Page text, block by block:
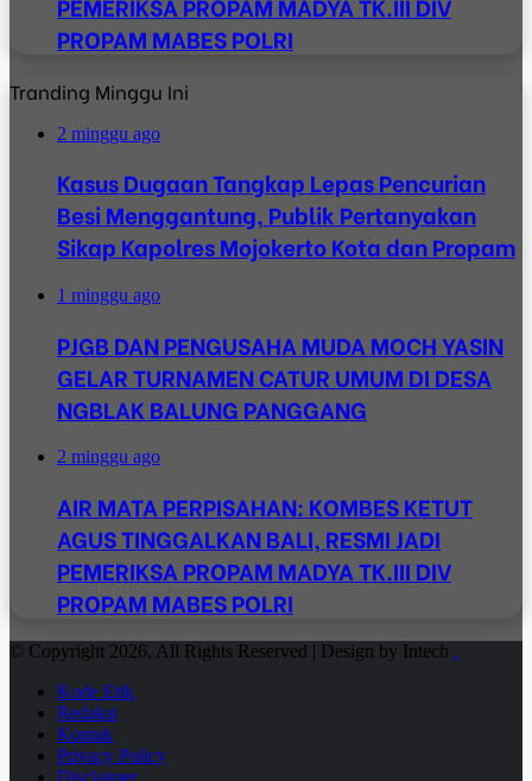
PROPAM MABES POLRI
Tranding Minggu Ini
2 minggu ago
Kasus Dugaan Tangkap Lepas Pencurian
Besi Menggantung, Publik Pertanyakan
Sikap Kapolres Mojokerto Kota dan Propam
1 minggu ago
PJGB DAN PENGUSAHA MUDA MOCH YASIN
GELAR TURNAMEN CATUR UMUM DI DESA
NGBLAK BALUNG PANGGANG
2 minggu ago
AIR MATA PERPISAHAN: KOMBES KETUT
AGUS TINGGALKAN BALI, RESMI JADI
PEMERIKSA PROPAM MADYA TK.III DIV
PROPAM MABES POLRI
© Copyright 2026, All Rights Reserved | Design by Intech .
Kode Etik
Redaksi
Kontak
Privacy Policy
Disclaimer